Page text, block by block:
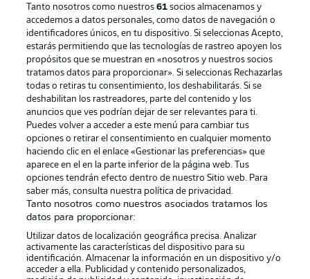
Publicidad Aviso legal
Gestionar las preferencias Declaracion de privacidad
Canales Trabajos
Jugadores Condiciones de uso
Sello Editorial Contacto
Tanto nosotros como nuestros61 socios almacenamos y
accedemos a datos personales, como datos de navegación o
identificadores únicos, en tu dispositivo. Si seleccionas Acepto,
estarás permitiendo que las tecnologías de rastreo apoyen los
propósitos que se muestran en «nosotros y nuestros socios
tratamos datos para proporcionar». Si seleccionas Rechazarlas
todas o retiras tu consentimiento, los deshabilitarás. Si se
deshabilitan los rastreadores, parte del contenido y los
anuncios que ves podrían dejar de ser relevantes para ti.
Puedes volver a acceder a este menú para cambiar tus
opciones o retirar el consentimiento en cualquier momento
haciendo clic en el enlace «Gestionar las preferencias» que
aparece en el en la parte inferior de la página web. Tus
opciones tendrán efecto dentro de nuestro Sitio web. Para
saber más, consulta nuestra política de privacidad.
Tanto nosotros como nuestros asociados tratamos los
datos para proporcionar:
Utilizar datos de localización geográfica precisa. Analizar
activamente las características del dispositivo para su
identificación. Almacenar la información en un dispositivo y/o
acceder a ella. Publicidad y contenido personalizados,